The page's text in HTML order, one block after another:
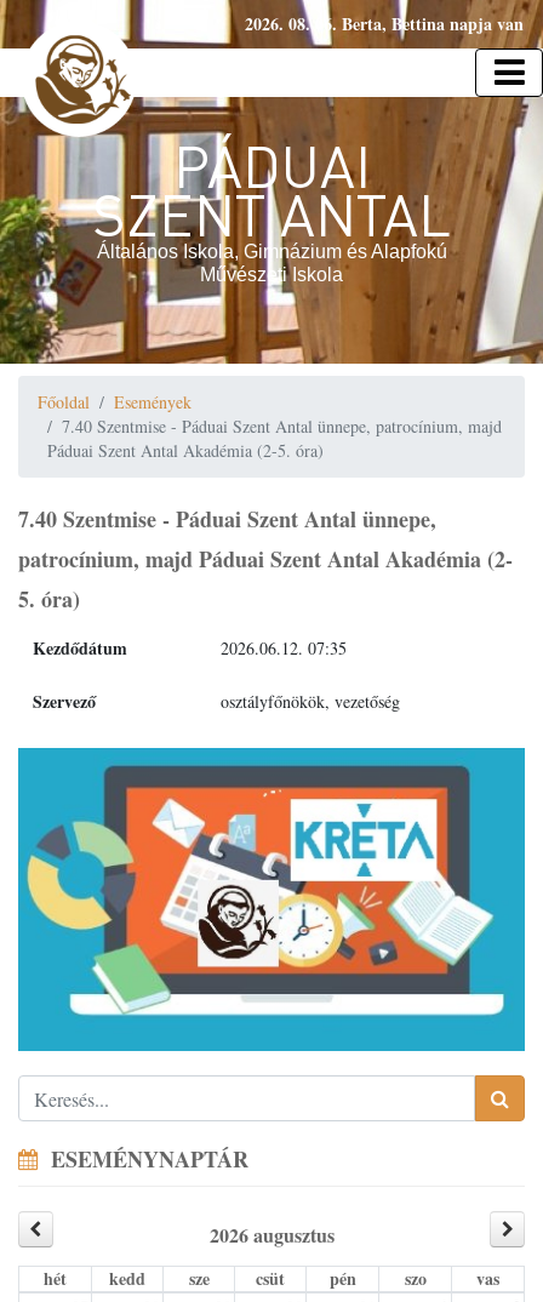
2026. 08. 06. Berta, Bettina napja van
PÁDUAI
SZENT ANTAL
Általános Iskola, Gimnázium és Alapfokú
Művészeti Iskola
Főoldal
Események
7.40 Szentmise - Páduai Szent Antal ünnepe, patrocínium, majd
Páduai Szent Antal Akadémia (2-5. óra)
7.40 Szentmise - Páduai Szent Antal ünnepe,
patrocínium, majd Páduai Szent Antal Akadémia (2-
5. óra)
Kezdődátum 2026.06.12. 07:35
Szervező osztályfőnökök, vezetőség
ESEMÉNYNAPTÁR
2026 augusztus
hét kedd sze csüt pén szo vas